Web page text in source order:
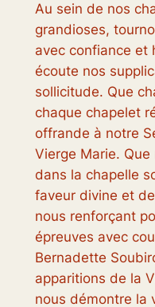
Au sein de nos
grandioses,
avec confiance et
écoute nos
sollicitude. Que
chaque chapelet
offrande à notre
Vierge Marie.
dans la chapelle
faveur divine et
nous renforçant
épreuves avec
Bernadette
apparitions de la
nous démontre la